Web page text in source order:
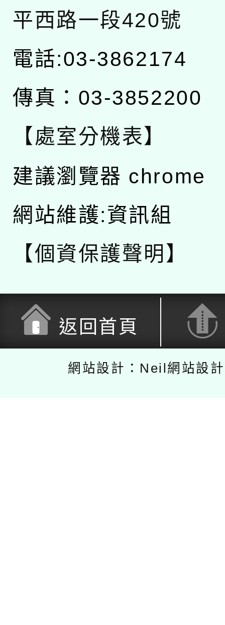
平西路一段420號
電話:03-3862174
傳真：03-3852200
【處室分機表】
建議瀏覽器 chrome
網站維護:資訊組
【個資保護聲明】
返回首頁
網站設計：Neil網站設